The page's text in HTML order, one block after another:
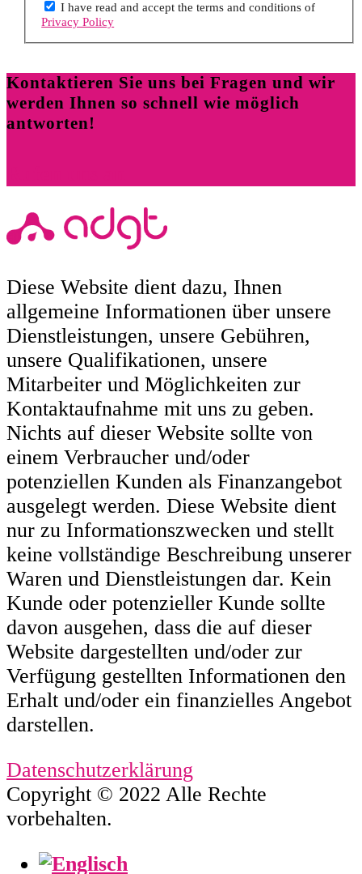
I have read and accept the terms and conditions of
Privacy Policy
Kontaktieren Sie uns bei Fragen und wir
werden Ihnen so schnell wie möglich
antworten!
Diese Website dient dazu, Ihnen
allgemeine Informationen über unsere
Dienstleistungen, unsere Gebühren,
unsere Qualifikationen, unsere
Mitarbeiter und Möglichkeiten zur
Kontaktaufnahme mit uns zu geben.
Nichts auf dieser Website sollte von
einem Verbraucher und/oder
potenziellen Kunden als Finanzangebot
ausgelegt werden. Diese Website dient
nur zu Informationszwecken und stellt
keine vollständige Beschreibung unserer
Waren und Dienstleistungen dar. Kein
Kunde oder potenzieller Kunde sollte
davon ausgehen, dass die auf dieser
Website dargestellten und/oder zur
Verfügung gestellten Informationen den
Erhalt und/oder ein finanzielles Angebot
darstellen.
Datenschutzerklärung
Copyright © 2022 Alle Rechte
vorbehalten.